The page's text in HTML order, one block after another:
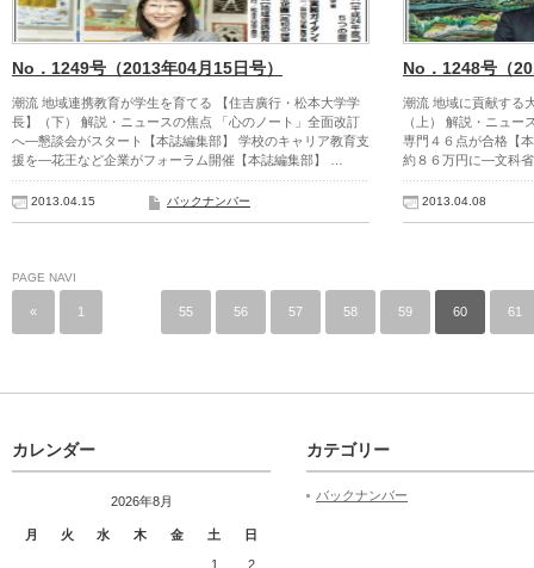
No．1249号（2013年04月15日号）
潮流 地域連携教育が学生を育てる 【住吉廣行・松本大学学
長】（下） 解説・ニュースの焦点 「心のノート」全面改訂
へ―懇談会がスタート【本誌編集部】 学校のキャリア教育支
援を―花王など企業がフォーラム開催【本誌編集部】 …
2013.04.15 バックナンバー
No．1248号（
潮流 地域に貢献する
（上） 解説・ニュ
専門４６点が合格【
約８６万円に―文科
2013.04.08
PAGE NAVI
« 1 55 56 57 58 59 60 61
カレンダー
2026年8月
月 火 水 木 金 土 日
1 2
カテゴリー
バックナンバー